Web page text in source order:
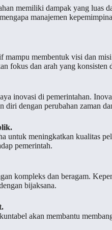
memiliki dampak yang luas
manajemen
mampu membentuk visi dan
fokus dan arah yang konsisten
inovasi di pemerintahan.
dengan perubahan zaman
untuk meningkatkan kualitas
pemerintah.
kompleks dan beragam.
bijaksana.
akan membantu